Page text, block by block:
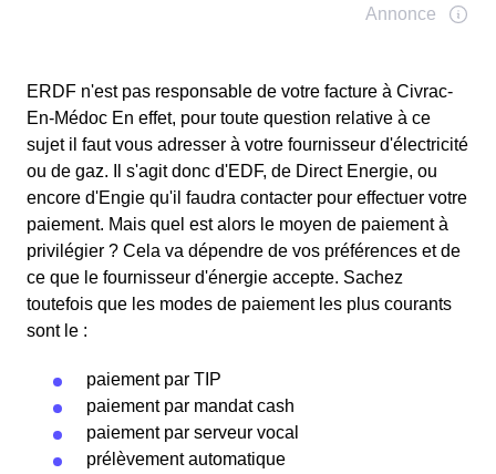
ERDF n'est pas responsable de votre facture à Civrac-
En-Médoc En effet, pour toute question relative à ce
sujet il faut vous adresser à votre fournisseur d'électricité
ou de gaz. Il s'agit donc d'EDF, de Direct Energie, ou
encore d'Engie qu'il faudra contacter pour effectuer votre
paiement. Mais quel est alors le moyen de paiement à
privilégier ? Cela va dépendre de vos préférences et de
ce que le fournisseur d'énergie accepte. Sachez
toutefois que les modes de paiement les plus courants
sont le :
paiement par TIP
paiement par mandat cash
paiement par serveur vocal
prélèvement automatique